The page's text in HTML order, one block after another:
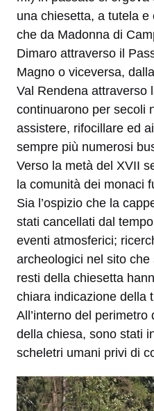
una chiesetta, a tutela
che da Madonna di
Dimaro attraverso il
Magno o viceversa,
Val Rendena attraverso
continuarono per secoli
assistere, rifocillare ed
sempre più numerosi
Verso la metà del XVII
la comunità dei monaci
Sia l’ospizio che la
stati cancellati dal
eventi atmosferici;
archeologici nel sito
resti della chiesetta
chiara indicazione della
All’interno del
della chiesa, sono stati
scheletri umani privi di